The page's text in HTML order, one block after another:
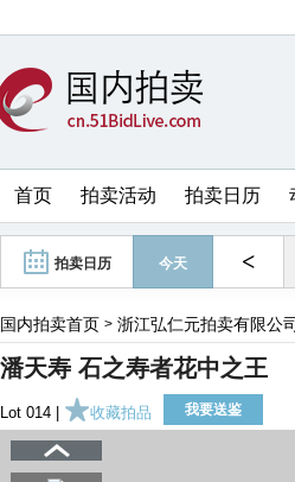
首页 拍卖活动 拍卖日历
拍卖日历 今天 <
国内拍卖首页 > 浙江弘仁元拍卖有限公司
潘天寿 石之寿者花中之王
Lot 014 | 收藏拍品 我要送鉴